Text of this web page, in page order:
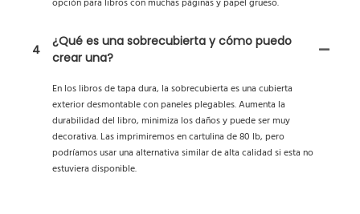
opción para libros con muchas páginas y papel grueso.
4
¿Qué es una sobrecubierta y cómo puedo
crear una?
En los libros de tapa dura, la sobrecubierta es una cubierta
exterior desmontable con paneles plegables. Aumenta la
durabilidad del libro, minimiza los daños y puede ser muy
decorativa. Las imprimiremos en cartulina de 80 lb, pero
podríamos usar una alternativa similar de alta calidad si esta no
estuviera disponible.